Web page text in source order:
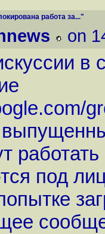
работа за..."
on
под